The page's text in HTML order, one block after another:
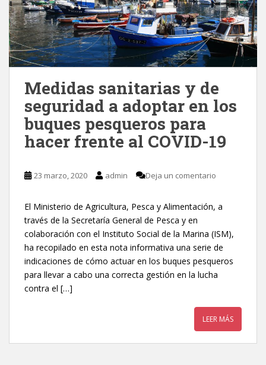
Medidas sanitarias y de
seguridad a adoptar en los
buques pesqueros para
hacer frente al COVID-19
23 marzo, 2020 admin Deja un comentario
El Ministerio de Agricultura, Pesca y Alimentación, a
través de la Secretaría General de Pesca y en
colaboración con el Instituto Social de la Marina (ISM),
ha recopilado en esta nota informativa una serie de
indicaciones de cómo actuar en los buques pesqueros
para llevar a cabo una correcta gestión en la lucha
contra el […]
LEER MÁS